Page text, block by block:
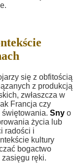
się z obfitością
z produkcją
zwłaszcza w
Francja czy
świętowania. Sny o
życia lub
radości i
kultury
bogactwo
ręki.